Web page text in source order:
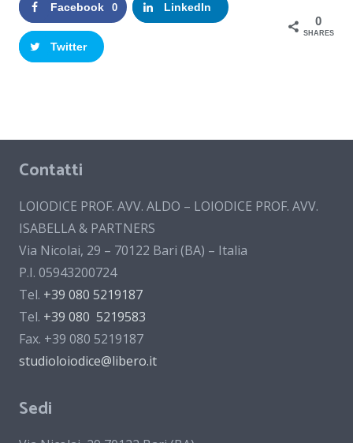
Facebook 0 LinkedIn
Twitter
0
SHARES
Contatti
LOIODICE PROF. AVV. ALDO – LOIODICE PROF. AVV.
ISABELLA & PARTNERS
Via Nicolai, 29 – 70122 Bari (BA) – Italia
P.I. 05943200724
Tel. +39 080 5219187
Tel. +39 080 5219583
Fax. +39 080 5219187
studioloiodice@libero.it
Sedi